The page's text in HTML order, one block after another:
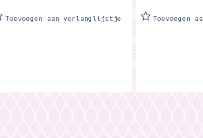
Toevoegen aan verlanglijstje Toevoegen